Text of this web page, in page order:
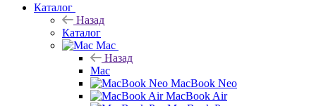
Каталог
Назад
Каталог
Mac
Назад
Mac
MacBook Neo
MacBook Air